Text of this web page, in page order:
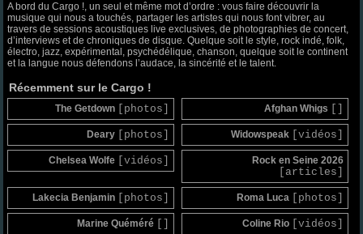
A bord du Cargo !, un seul et même mot d’ordre : vous faire découvrir la
musique qui nous a touchés, partager les artistes qui nous font vibrer, au
travers de sessions acoustiques live exclusives, de photographies de concert,
d’interviews et de chroniques de disque. Quelque soit le style, rock indé, folk,
électro, jazz, expérimental, psychédélique, chanson, quelque soit le continent
et la langue nous défendons l’audace, la sincérité et le talent.
Récemment sur le Cargo !
The Getdown [photos] Afghan Whigs
Deary [photos] Widowspeak [vidéos]
Chelsea Wolfe [vidéos] Rock en Seine 2026
[articles]
Lakecia Benjamin [photos] Roma Luca [photos]
Marine Quéméré Coline Rio [vidéos]